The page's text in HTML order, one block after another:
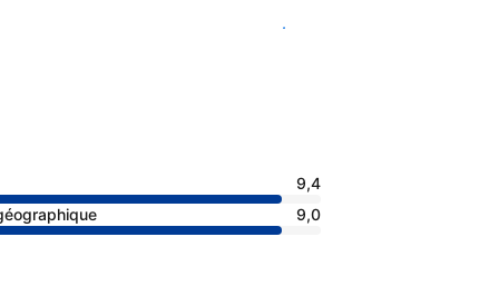
Voir les disponibilités
9,4
9,0